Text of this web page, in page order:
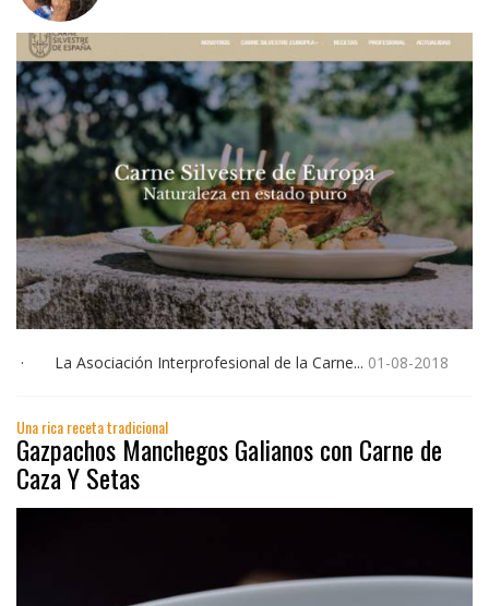
· La Asociación Interprofesional de la Carne... 01-08-2018
Una rica receta tradicional
Gazpachos Manchegos Galianos con Carne de
Caza Y Setas